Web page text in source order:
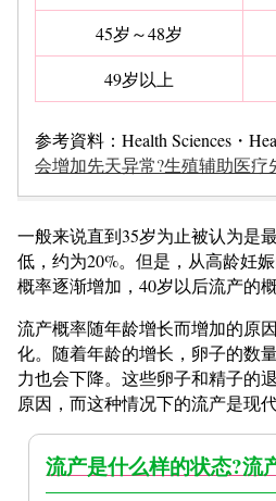
45岁～48岁
49岁以上
参考資料：Health Sciences・
会增加先天异常?生殖辅助医
一般来说直到35岁为止被认为是
低，约为20%。但是，从高龄妊
概率逐渐增加，40岁以后流产的
流产概率随年龄增长而增加的原
化。随着年龄的增长，卵子的数
力也会下降。这些卵子和精子的
原因，而这种情况下的流产是现